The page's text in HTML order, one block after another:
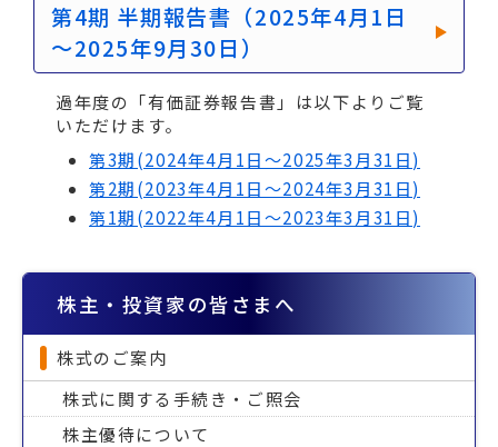
第4期 半期報告書（2025年4月1日
～2025年9月30日）
過年度の「有価証券報告書」は以下よりご覧
いただけます。
第3期(2024年4月1日～2025年3月31日)
第2期(2023年4月1日～2024年3月31日)
第1期(2022年4月1日～2023年3月31日)
株主・投資家の皆さまへ
株式のご案内
株式に関する手続き・ご照会
株主優待について